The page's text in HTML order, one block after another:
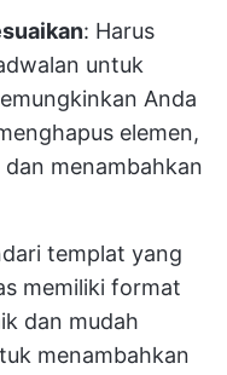
: Harus
untuk
Anda
elemen,
menambahkan
templat yang
memiliki format
dan mudah
menambahkan